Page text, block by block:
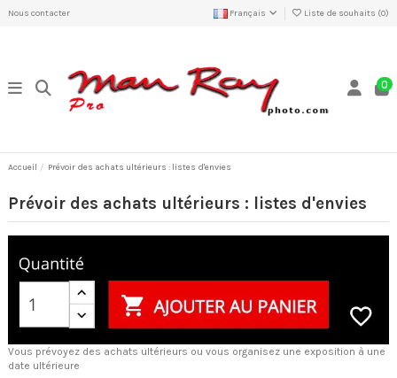
Nous contacter Français Liste de souhaits (0)
0
Accueil Prévoir des achats ultérieurs : listes d'envies
Prévoir des achats ultérieurs : listes d'envies
Vous prévoyez des achats ultérieurs ou vous organisez une exposition à une
date ultérieure